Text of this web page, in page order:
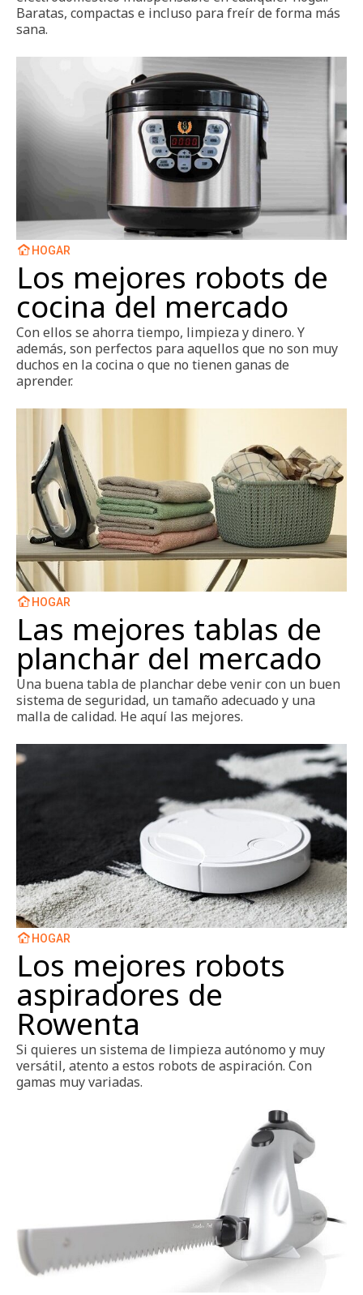
Baratas, compactas e incluso para freír de forma más
sana.
HOGAR
Los mejores robots de
cocina del mercado
Con ellos se ahorra tiempo, limpieza y dinero. Y
además, son perfectos para aquellos que no son muy
duchos en la cocina o que no tienen ganas de
aprender.
HOGAR
Las mejores tablas de
planchar del mercado
Una buena tabla de planchar debe venir con un buen
sistema de seguridad, un tamaño adecuado y una
malla de calidad. He aquí las mejores.
HOGAR
Los mejores robots
aspiradores de
Rowenta
Si quieres un sistema de limpieza autónomo y muy
versátil, atento a estos robots de aspiración. Con
gamas muy variadas.